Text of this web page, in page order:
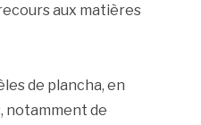
aux matières
de plancha, en
notamment de